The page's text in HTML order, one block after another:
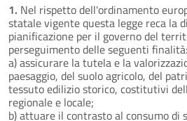
1. Nel rispetto dell'ordinamento
statale vigente questa legge reca la
pianificazione per il governo del
perseguimento delle seguenti finalità:
a) assicurare la tutela e la
paesaggio, del suolo agricolo, del
tessuto edilizio storico, costitutivi
regionale e locale;
b) attuare il contrasto al consumo di